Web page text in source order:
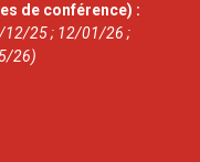
de conférence) :
12/25 ; 12/01/26 ;
26)